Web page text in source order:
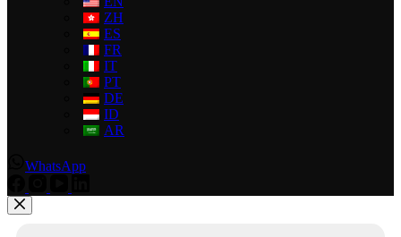
ZH
ES
FR
IT
PT
DE
ID
AR
WhatsApp